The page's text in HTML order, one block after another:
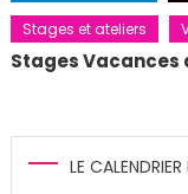
Stages et ateliers
Stages Vacances
LE